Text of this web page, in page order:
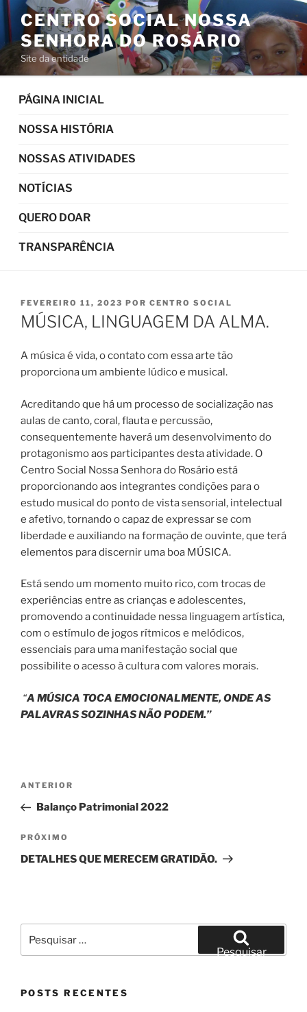
Pular
para
conteúdo
CENTRO SOCIAL NOSSA
SENHORA DO ROSÁRIO
Site da entidade
PÁGINA INICIAL
NOSSA HISTÓRIA
NOSSAS ATIVIDADES
NOTÍCIAS
QUERO DOAR
TRANSPARÊNCIA
PUBLICADO
EM
FEVEREIRO 11, 2023 POR CENTRO SOCIAL
MÚSICA, LINGUAGEM DA ALMA.
A música é vida, o contato com essa arte tão
proporciona um ambiente lúdico e musical.
Acreditando que há um processo de socialização nas
aulas de canto, coral, flauta e percussão,
consequentemente haverá um desenvolvimento do
protagonismo aos participantes desta atividade. O
Centro Social Nossa Senhora do Rosário está
proporcionando aos integrantes condições para o
estudo musical do ponto de vista sensorial, intelectual
e afetivo, tornando o capaz de expressar se com
liberdade e auxiliando na formação de ouvinte, que terá
elementos para discernir uma boa MÚSICA.
Está sendo um momento muito rico, com trocas de
experiências entre as crianças e adolescentes,
promovendo a continuidade nessa linguagem artística,
com o estímulo de jogos rítmicos e melódicos,
essenciais para uma manifestação social que
possibilite o acesso à cultura com valores morais.
“A MÚSICA TOCA EMOCIONALMENTE, ONDE AS
PALAVRAS SOZINHAS NÃO PODEM.”
Navegação
Post
Post
anterior
ANTERIOR
Balanço Patrimonial 2022
Próximo
post
PRÓXIMO
DETALHES QUE MERECEM GRATIDÃO.
por:
Pesquisar
POSTS RECENTES